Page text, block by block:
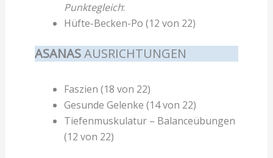
Punktegleich:
Hüfte-Becken-Po (12 von 22)
ASANASAUSRICHTUNGEN
Faszien (18 von 22)
Gesunde Gelenke (14 von 22)
Tiefenmuskulatur – Balanceübungen
(12 von 22)